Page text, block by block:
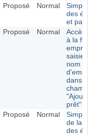
Proposé Normal
des
et
Proposé Normal
Accès
à la
saisie
nom
dans
champ
prêt"
Proposé Normal
de la
des